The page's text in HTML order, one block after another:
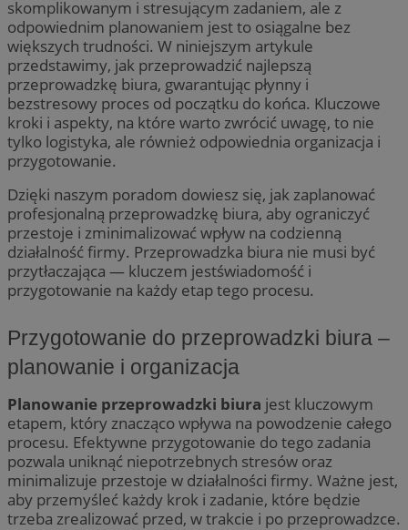
skomplikowanym i stresującym zadaniem, ale z
odpowiednim planowaniem jest to osiągalne bez
większych trudności. W niniejszym artykule
przedstawimy, jak przeprowadzić najlepszą
przeprowadzkę biura, gwarantując płynny i
bezstresowy proces od początku do końca. Kluczowe
kroki i aspekty, na które warto zwrócić uwagę, to nie
tylko logistyka, ale również odpowiednia organizacja i
przygotowanie.
Dzięki naszym poradom dowiesz się, jak zaplanować
profesjonalną przeprowadzkę biura, aby ograniczyć
przestoje i zminimalizować wpływ na codzienną
działalność firmy. Przeprowadzka biura nie musi być
przytłaczająca — kluczem jestświadomość i
przygotowanie na każdy etap tego procesu.
Przygotowanie do przeprowadzki biura –
planowanie i organizacja
Planowanie przeprowadzki biura jest kluczowym
etapem, który znacząco wpływa na powodzenie całego
procesu. Efektywne przygotowanie do tego zadania
pozwala uniknąć niepotrzebnych stresów oraz
minimalizuje przestoje w działalności firmy. Ważne jest,
aby przemyśleć każdy krok i zadanie, które będzie
trzeba zrealizować przed, w trakcie i po przeprowadzce.